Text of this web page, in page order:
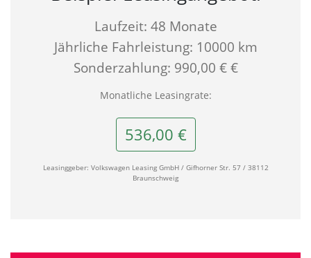
Laufzeit: 48 Monate
Jährliche Fahrleistung: 10000 km
Sonderzahlung: 990,00 € €
Monatliche Leasingrate:
536,00 €
Leasinggeber: Volkswagen Leasing GmbH / Gifhorner Str. 57 / 38112
Braunschweig